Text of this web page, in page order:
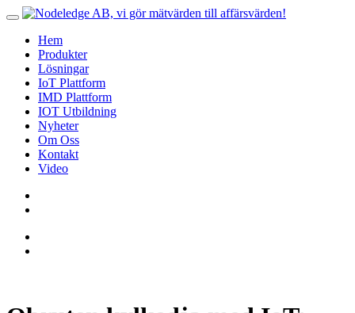
Hem
Produkter
Lösningar
IoT Plattform
IMD Plattform
IOT Utbildning
Nyheter
Om Oss
Kontakt
Video